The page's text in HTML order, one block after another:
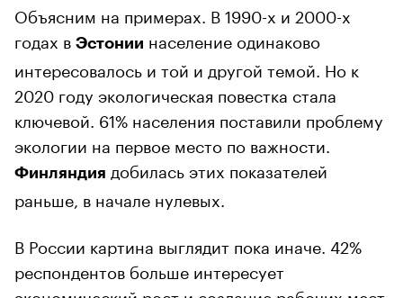
Объясним на примерах. В 1990-х и 2000-х
годах в Эстонии население одинаково
интересовалось и той и другой темой. Но к
2020 году экологическая повестка стала
ключевой. 61% населения поставили проблему
экологии на первое место по важности.
Финляндия добилась этих показателей
раньше, в начале нулевых.
В России картина выглядит пока иначе. 42%
респондентов больше интересует